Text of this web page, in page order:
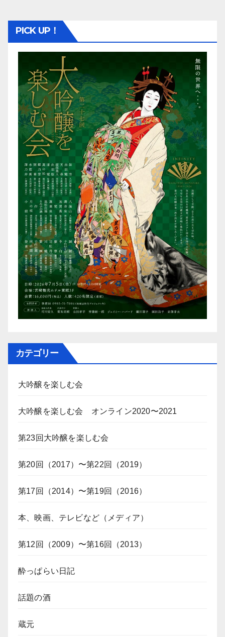
PICK UP！
カテゴリー
大吟醸を楽しむ会
大吟醸を楽しむ会 オンライン2020〜2021
第23回大吟醸を楽しむ会
第20回（2017）〜第22回（2019）
第17回（2014）〜第19回（2016）
本、映画、テレビなど（メディア）
第12回（2009）〜第16回（2013）
酔っぱらい日記
話題の酒
蔵元